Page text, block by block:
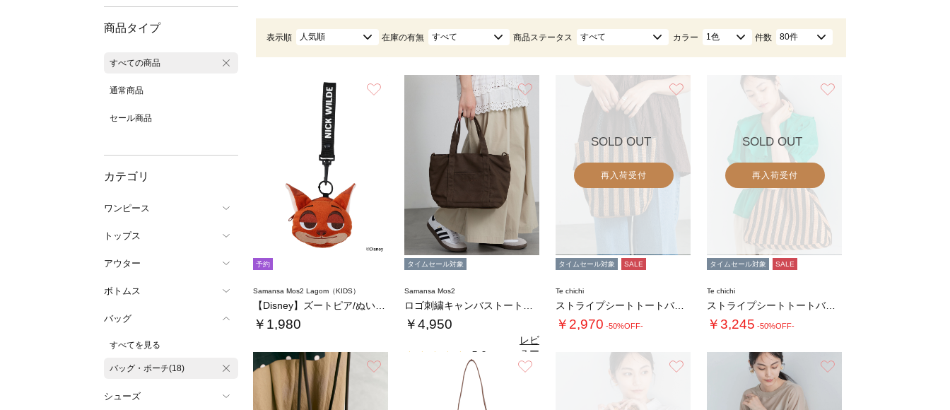
商品タイプ
すべての商品
通常商品
セール商品
カテゴリ
ワンピース
トップス
アウター
ボトムス
バッグ
すべてを見る
バッグ・ポーチ(18)
シューズ
表示順 人気順 在庫の有無 すべて 商品ステータス すべて カラー 1色 件数 80件
予約
Samansa Mos2 Lagom（KIDS）
￥1,980
タイムセール対象
Samansa Mos2
￥4,950
5.0
レビ
ュー
を見
る
SOLD OUT
再入荷受付
タイムセール対象 SALE
Te chichi
ストライプシートトートバッグ(小)
￥2,970 -50%OFF-
SOLD OUT
再入荷受付
タイムセール対象 SALE
Te chichi
ストライプシートトートバッグ(大)
￥3,245 -50%OFF-